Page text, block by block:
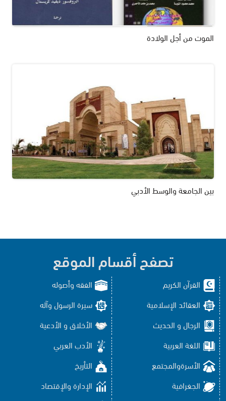
الموت من أجل الولادة
بين الجامعة والوسط الأدبي
تصفح أقسام الموقع
القرآن الكريم
الفقه وأصوله
العقائد الإسلامية
سيرة الرسول وآله
الرجال و الحديث
الأخلاق و الأدعية
اللغة العربية
الأدب العربي
الأسرةوالمجتمع
التأريخ
الجغرافية
الإدارة والإقتصاد